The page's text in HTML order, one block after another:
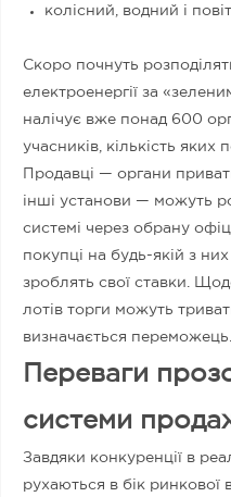
колісний, водний і
Скоро почнуть
електроенергії за
налічує вже понад 600
учасників, кількість яких
Продавці — органи
інші установи — можуть
системі через обрану
покупці на будь-якій з
зроблять свої ставки.
лотів торги можуть
визначається переможець.
Переваги
системи
Завдяки конкуренції в
рухаються в бік ринкової